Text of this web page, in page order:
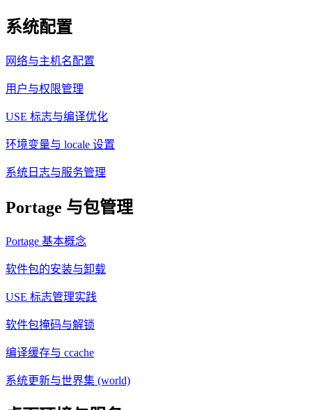
系统配置
网络与主机名配置
用户与权限管理
USE 标志与编译优化
环境变量与 locale 设置
系统日志与服务管理
Portage 与包管理
Portage 基本概念
软件包的安装与卸载
USE 标志管理实践
软件包掩码与解锁
编译缓存与 ccache
系统更新与世界集 (world)